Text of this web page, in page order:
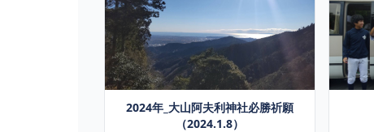
2024年_大山阿夫利神社必勝祈願
（2024.1.8）